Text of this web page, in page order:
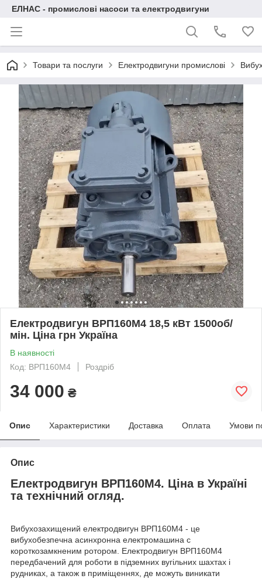
ЕЛНАС - промислові насоси та електродвигуни
Товари та послуги Електродвигуни промислові
Електродвигун ВРП160М4 18,5 кВт 1500об/
мін. Ціна грн Україна
В наявності
Код: ВРП160M4
Роздріб
34 000 ₴
Опис Характеристики Доставка Оплата Умови
Опис
Електродвигун ВРП160М4. Ціна в Україні
та технічний огляд.
Вибухозахищений електродвигун ВРП160М4 - це
вибухобезпечна асинхронна електромашина c
короткозамкненим ротором. Електродвигун ВРП160М4
передбачений для роботи в підземних вугільних шахтах і
рудниках, а також в приміщеннях, де можуть виникати